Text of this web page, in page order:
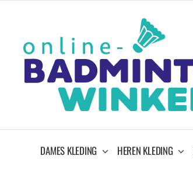
DAMES KLEDING HEREN KLEDING